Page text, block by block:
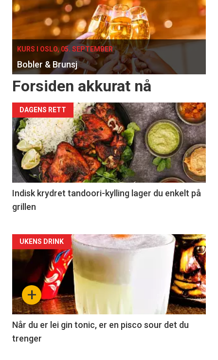
KURS I OSLO, 05. SEPTEMBER
Bobler & Brunsj
Forsiden akkurat nå
DAGENS RETT
Indisk krydret tandoori-kylling lager du enkelt på
grillen
Forsiden
akkurat
nå
-
2
+
UKENS DRINK
Når du er lei gin tonic, er en pisco sour det du
trenger